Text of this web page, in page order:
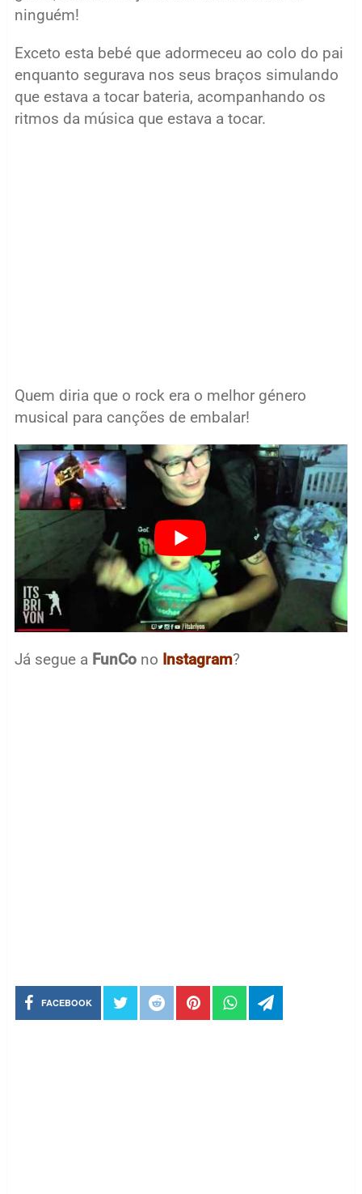
ninguém!
Exceto esta bebé que adormeceu ao colo do pai
enquanto segurava nos seus braços simulando
que estava a tocar bateria, acompanhando os
ritmos da música que estava a tocar.
Quem diria que o rock era o melhor género
musical para canções de embalar!
Já segue a FunCono Instagram?
FACEBOOK